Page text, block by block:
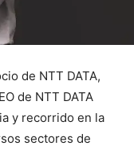
de NTT DATA,
de NTT DATA
y recorrido en la
sectores de